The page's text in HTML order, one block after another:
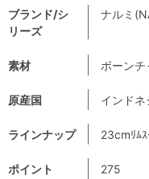
ブランド/シ
リーズ
ナルミ
素材 ボーンチ
原産国 インドネ
ラインナップ 23cmﾘﾑｽ
ポイント 275